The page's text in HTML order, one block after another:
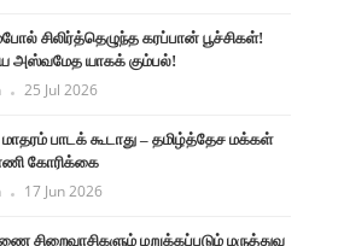
சிலிர்த்தெழுந்த கரப்பான் பூச்சிகள்!
அஸ்வமேத யாகக் கும்பல்!
25 Jul 2026
பாடக் கூடாது – தமிழ்த்தேச மக்கள்
கோரிக்கை
17 Jun 2026
சிறைவாசிகளும் மறுக்கப்படும் மருத்துவ